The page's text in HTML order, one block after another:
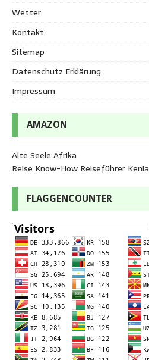
Wetter
Kontakt
Sitemap
Datenschutz Erklärung
Impressum
AMAZON
Alte Seele Afrika
Reise Know-How Reiseführer Kenia
FLAGGENCOUNTER